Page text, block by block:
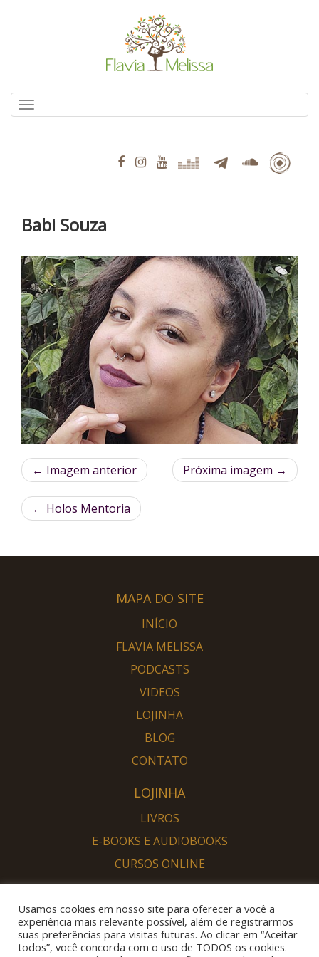
Babi Souza
← Imagem anterior Próxima imagem →
← Holos Mentoria
MAPA DO SITE
INÍCIO
FLAVIA MELISSA
PODCASTS
VIDEOS
LOJINHA
BLOG
CONTATO
LOJINHA
LIVROS
E-BOOKS E AUDIOBOOKS
CURSOS ONLINE
SOU DESPERTO
QUERO DESPERTAR
Usamos cookies em nosso site para oferecer a você a
experiência mais relevante possível, além de registrarmos
suas preferências para visitas futuras. Ao clicar em “Aceitar
todos”, você concorda com o uso de TODOS os cookies.